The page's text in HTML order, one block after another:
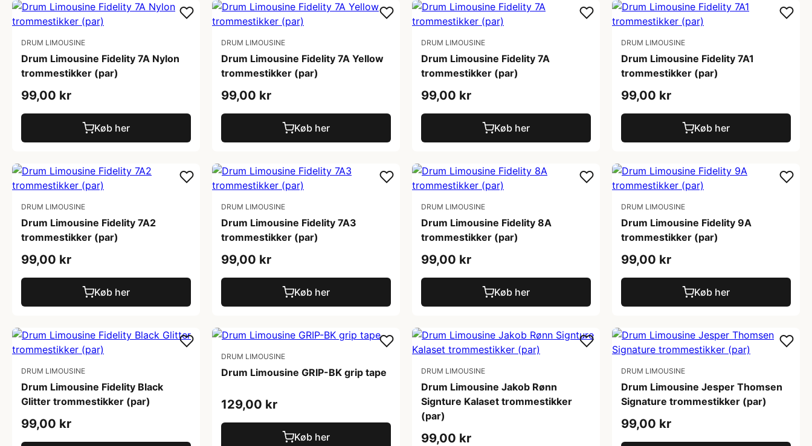
DRUM LIMOUSINE
Drum Limousine Fidelity 7A Nylon
trommestikker (par)
99,00 kr
Køb her
DRUM LIMOUSINE
Drum Limousine Fidelity 7A Yellow
trommestikker (par)
99,00 kr
Køb her
DRUM LIMOUSINE
Drum Limousine Fidelity 7A
trommestikker (par)
99,00 kr
Køb her
DRUM LIMOUSINE
Drum Limousine Fidelity 7A1
trommestikker (par)
99,00 kr
Køb her
DRUM LIMOUSINE
Drum Limousine Fidelity 7A2
trommestikker (par)
99,00 kr
Køb her
DRUM LIMOUSINE
Drum Limousine Fidelity 7A3
trommestikker (par)
99,00 kr
Køb her
DRUM LIMOUSINE
Drum Limousine Fidelity 8A
trommestikker (par)
99,00 kr
Køb her
DRUM LIMOUSINE
Drum Limousine Fidelity 9A
trommestikker (par)
99,00 kr
Køb her
DRUM LIMOUSINE
Drum Limousine Fidelity Black
Glitter trommestikker (par)
99,00 kr
DRUM LIMOUSINE
Drum Limousine GRIP-BK grip tape
129,00 kr
Køb her
DRUM LIMOUSINE
Drum Limousine Jakob Rønn
Signture Kalaset trommestikker
(par)
99,00 kr
DRUM LIMOUSINE
Drum Limousine Jesper Thomsen
Signature trommestikker (par)
99,00 kr